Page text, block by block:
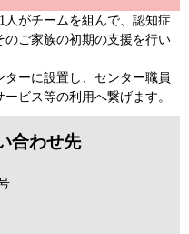
がチームを組んで、認知症
ご家族の初期の支援を行い
ーに設置し、センター職員
ビス等の利用へ繋げます。
合わせ先